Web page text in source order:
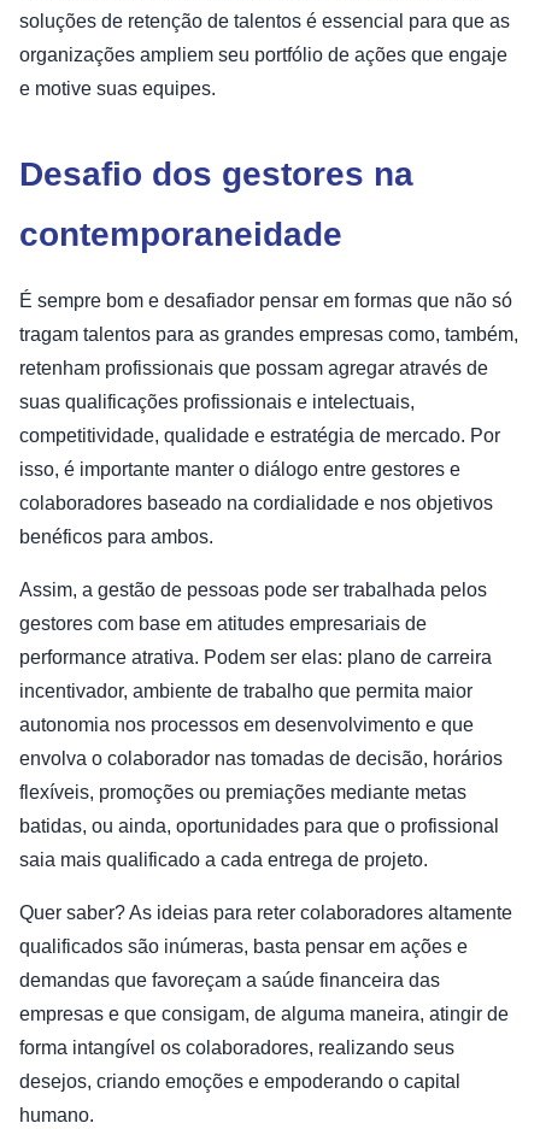
soluções de retenção de talentos é essencial para que as
organizações ampliem seu portfólio de ações que engaje
e motive suas equipes.
Desafio dos gestores na
contemporaneidade
É sempre bom e desafiador pensar em formas que não só
tragam talentos para as grandes empresas como, também,
retenham profissionais que possam agregar através de
suas qualificações profissionais e intelectuais,
competitividade, qualidade e estratégia de mercado. Por
isso, é importante manter o diálogo entre gestores e
colaboradores baseado na cordialidade e nos objetivos
benéficos para ambos.
Assim, a gestão de pessoas pode ser trabalhada pelos
gestores com base em atitudes empresariais de
performance atrativa. Podem ser elas: plano de carreira
incentivador, ambiente de trabalho que permita maior
autonomia nos processos em desenvolvimento e que
envolva o colaborador nas tomadas de decisão, horários
flexíveis, promoções ou premiações mediante metas
batidas, ou ainda, oportunidades para que o profissional
saia mais qualificado a cada entrega de projeto.
Quer saber? As ideias para reter colaboradores altamente
qualificados são inúmeras, basta pensar em ações e
demandas que favoreçam a saúde financeira das
empresas e que consigam, de alguma maneira, atingir de
forma intangível os colaboradores, realizando seus
desejos, criando emoções e empoderando o capital
humano.